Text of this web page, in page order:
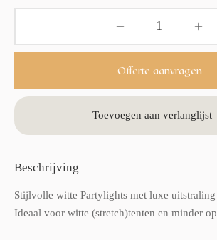
Offerte aanvragen
Toevoegen aan verlanglijst
Beschrijving
Stijlvolle witte Partylights met luxe uitstraling
Ideaal voor witte (stretch)tenten en minder